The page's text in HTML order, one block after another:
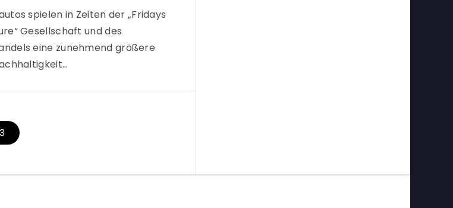
spielen in Zeiten der „Fridays
Gesellschaft und des
eine zunehmend größere